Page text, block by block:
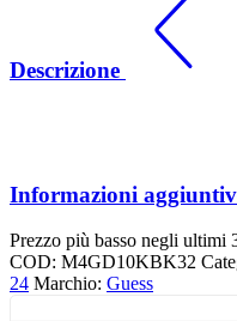
Descrizione
Informazioni
Prezzo più basso negli ultimi
COD: M4GD10KBK32
24 Marchio: Guess